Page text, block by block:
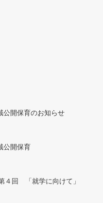
開保育のお知らせ
開保育
４回 「就学に向けて」